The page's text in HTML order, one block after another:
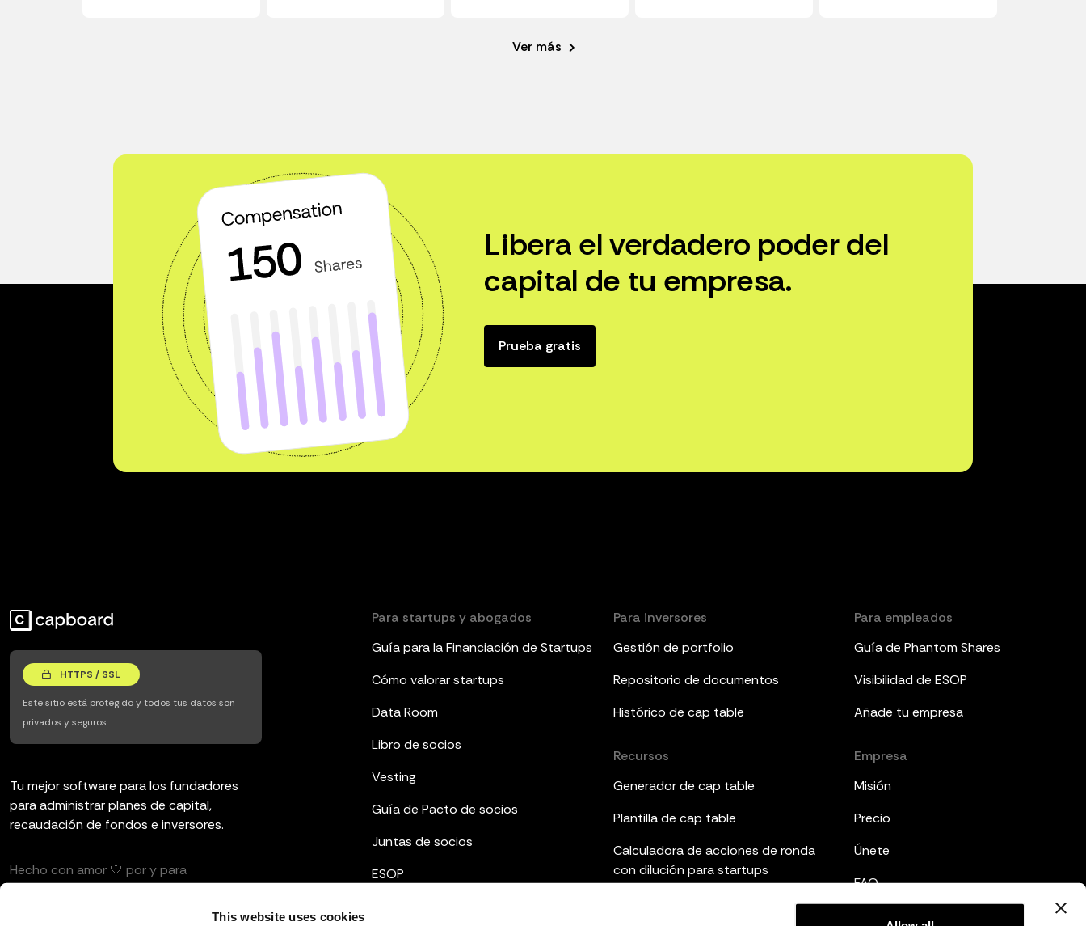
This website uses cookies
Ver más
Libera el verdadero poder del
capital de tu empresa.
Prueba gratis
HTTPS / SSL
Este sitio está protegido y todos tus datos son
privados y seguros.
Tu mejor software para los fundadores
para administrar planes de capital,
recaudación de fondos e inversores.
Hecho con amor 🤍 por y para
Para startups y abogados
Guía para la Financiación de Startups
Cómo valorar startups
Data Room
Libro de socios
Vesting
Guía de Pacto de socios
Juntas de socios
ESOP
Para inversores
Gestión de portfolio
Repositorio de documentos
Histórico de cap table
Recursos
Generador de cap table
Plantilla de cap table
Calculadora de acciones de ronda
con dilución para startups
Plantillas de informes a inversores
Para empleados
Guía de Phantom Shares
Visibilidad de ESOP
Añade tu empresa
Empresa
Misión
Precio
Únete
FAQ